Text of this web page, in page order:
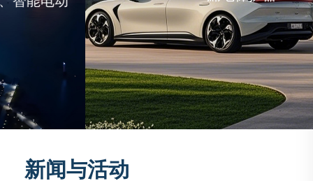
漏电保护器
新闻与活动